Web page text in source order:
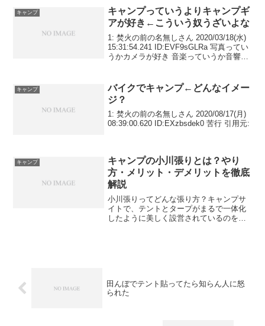
ド」です。ランタンを高い位置に吊るす
ことで、広範囲をムラなく照...
キャンプ
キャンプっていうよりキャンプギ
アが好き←こういう奴うざいよな
1: 焚火の前の名無しさん 2020/03/18(水)
15:31:54.241 ID:EVF9sGLRa 写真ってい
うかカメラが好き 音楽っていうか音響機
キャンプ
バイクでキャンプ←どんなイメー
ジ？
1: 焚火の前の名無しさん 2020/08/17(月)
08:39:00.620 ID:EXzbsdek0 苦行 引用元:
キャンプ
キャンプの小川張りとは？やり
方・メリット・デメリットを徹底
解説
小川張りってどんな張り方？キャンプサ
イトで、テントとタープがまるで一体化
したように美しく設営されているのを見
田んぼでテント貼ってたら知らん人に怒
られた